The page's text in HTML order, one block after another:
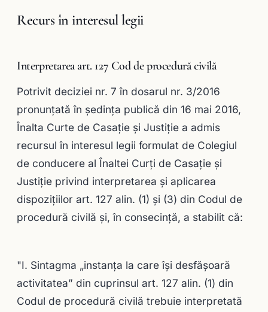
Recurs în interesul legii
Interpretarea art. 127 Cod de procedură civilă
Potrivit deciziei nr. 7 în dosarul nr. 3/2016
pronunţată în şedinţa publică din 16 mai 2016,
Înalta Curte de Casaţie şi Justiţie a admis
recursul în interesul legii formulat de Colegiul
de conducere al Înaltei Curţi de Casaţie şi
Justiţie privind interpretarea şi aplicarea
dispoziţiilor art. 127 alin. (1) şi (3) din Codul de
procedură civilă şi, în consecinţă, a stabilit că:
"I. Sintagma „instanţa la care îşi desfăşoară
activitatea” din cuprinsul art. 127 alin. (1) din
Codul de procedură civilă trebuie interpretată